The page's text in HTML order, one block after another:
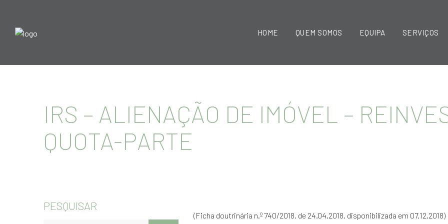
HOME QUEM SOMOS EQUIPA SERVIÇOS
IRS – ALIENAÇÃO DE IMÓVEL –
QUOTA-PARTE
(Ficha doutrinária n.º 740/2018, de 24.04.2018, disponibilizada em 07.12.2018)
PESQUISAR